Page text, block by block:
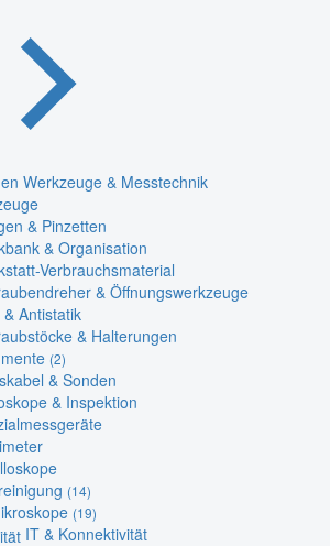
Werkzeuge & Messtechnik
& Pinzetten
& Organisation
Verbrauchsmaterial
& Öffnungswerkzeuge
& Antistatik
& Halterungen
(2)
& Sonden
& Inspektion
(14)
(19)
IT & Konnektivität